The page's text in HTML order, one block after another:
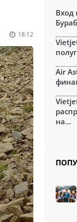
18:12
Вход
Air
на...